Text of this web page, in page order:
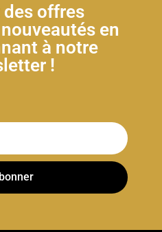
des offres
en
à notre
!